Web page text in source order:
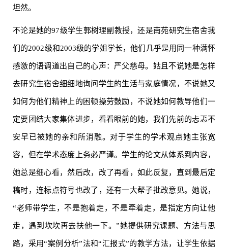
坦然。
不论是她的97级学生郭树理副教授，还是南苑研究生宿舍我
们的2002级和2003级的学姐学长，他们几乎是用同一种满怀
感激的语调道出自己的心声：严父慈母。姑且不说她是怎样
去研究生宿舍细细地询问学生的生活与家庭情况，不说她又
如何为他们精神上的困顿操劳鼓励，不说她如何教导他们一
定要团结大家集体进步，看看眼前的她，我们先前的忐忑不
安早已被她的亲和所消融。对于学生的学术观点她主张宽
容，但在学术态度上务必严谨。学生的论文从体系到内容，
她总是细心看，然后改，改了再看，如此反复，直到最后定
稿时，连标点符号也改了，还有一大帮子批改意见。她说，
“老师带学生，不是抱着走，不是牵着走，是指定方向让他
走，遇到坎坎再去扶他一下。”她提供研究课题、方法与思
路，采用“案例分析”法和“汇报式”的教学方法，让学生依据